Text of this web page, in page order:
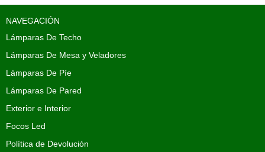
NAVEGACIÓN
Lámparas De Techo
Lámparas De Mesa y Veladores
Lámparas De Píe
Lámparas De Pared
Exterior e Interior
Focos Led
Política de Devolución